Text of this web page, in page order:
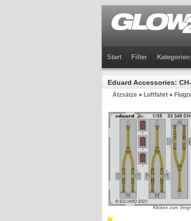
Start Filter Kategorien
Eduard Accessories:
Ätzsätze » Luftfahrt »
Klicken zum